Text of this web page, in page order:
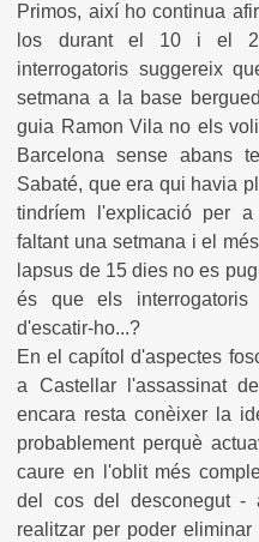
Primos, així ho continua
los durant el 10 i el
interrogatoris suggereix
setmana a la base
guia Ramon Vila no els
Barcelona sense abans
Sabaté, que era qui havia
tindríem l'explicació per
faltant una setmana i el
lapsus de 15 dies no es
és que els
d'escatir-ho...?
En el capítol d'aspectes
a Castellar l'assassinat
encara resta conèixer la
probablement perquè
caure en l'oblit més
del cos del desconegut -
realitzar per poder